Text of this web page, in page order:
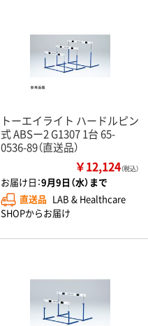
トーエイライト ハードルピン
式 ABSー2 G1307 1台 65-
0536-89（直送品）
￥12,124（税込）
お届け日：9月9日（水）まで
直送品 LAB & Healthcare
SHOPからお届け